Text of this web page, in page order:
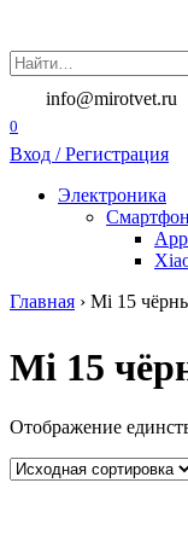
содержанию
Search
for:
info@mirotvet.ru
0
Вход / Регистрация
Электроника
Главная › Mi 15
Mi 15
Отображение